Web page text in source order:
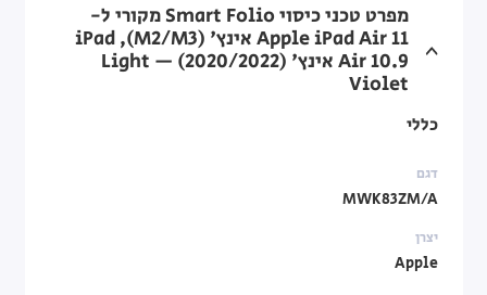
מפרט טכני כיסוי Smart Folio מקורי ל-
Apple iPad Air 11 אינץ' (M2/M3), iPad
Air 10.9 אינץ' (2020/2022) — Light
Violet
כללי
דגם
MWK83ZM/A
יצרן
Apple